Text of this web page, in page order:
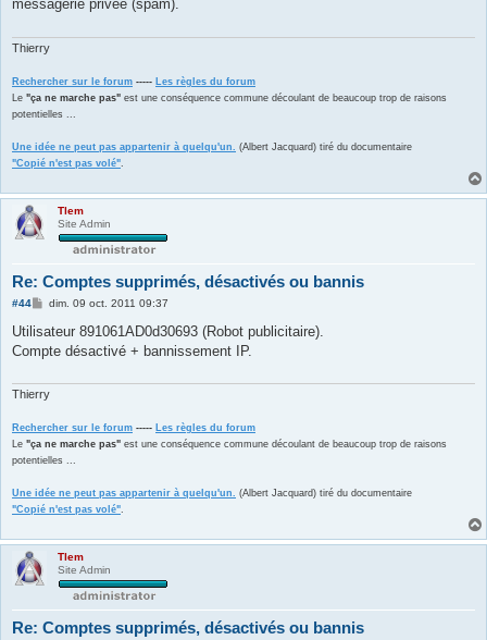
a
messagerie privée (spam).
Thierry
Rechercher sur le forum ----- Les règles du forum
Le "ça ne marche pas" est une conséquence commune découlant de beaucoup trop de raisons
potentielles ...
Une idée ne peut pas appartenir à quelqu'un. (Albert Jacquard) tiré du documentaire
"Copié n'est pas volé".
Tlem
Site Admin
Re: Comptes supprimés, désactivés ou bannis
#44
M
s
a
dim. 09 oct. 2011 09:37
Utilisateur 891061AD0d30693 (Robot publicitaire).
Compte désactivé + bannissement IP.
Thierry
Rechercher sur le forum ----- Les règles du forum
Le "ça ne marche pas" est une conséquence commune découlant de beaucoup trop de raisons
potentielles ...
Une idée ne peut pas appartenir à quelqu'un. (Albert Jacquard) tiré du documentaire
"Copié n'est pas volé".
Tlem
Site Admin
Re: Comptes supprimés, désactivés ou bannis